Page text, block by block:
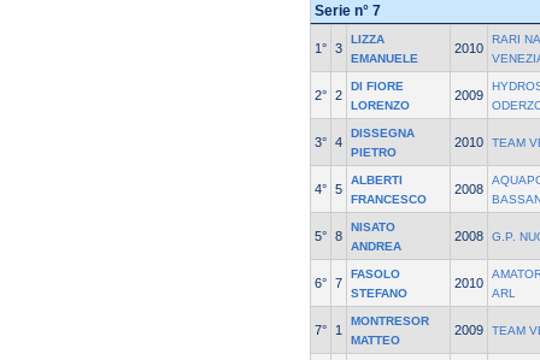
Serie n° 7
1° 3
LIZZA
EMANUELE
2010
RARI
2° 2
DI FIORE
LORENZO
2009
3° 4
DISSEGNA
PIETRO
2010 TEAM
4° 5
ALBERTI
FRANCESCO
2008
5° 8
NISATO
ANDREA
2008 G.P.
6° 7
FASOLO
STEFANO
2010
ARL
7° 1
MONTRESOR
MATTEO
2009 TEAM